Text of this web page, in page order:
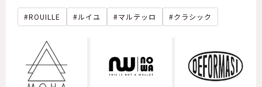
ROUILLE ルイユ マルテッロ クラシック